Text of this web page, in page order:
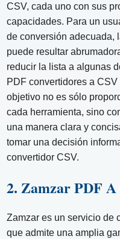
CSV, cada uno con sus
capacidades. Para un
de conversión adecuada,
puede resultar
reducir la lista a algunas
PDF convertidores a
objetivo no es sólo
cada herramienta, sino
una manera clara y
tomar una decisión
convertidor CSV.
2. Zamzar PDF A
Zamzar es un servicio de
que admite una amplia